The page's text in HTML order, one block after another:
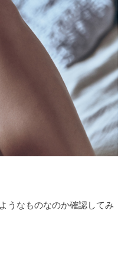
うなものなのか確認してみ